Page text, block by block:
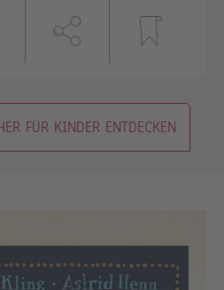
FÜR KINDER ENTDECKEN